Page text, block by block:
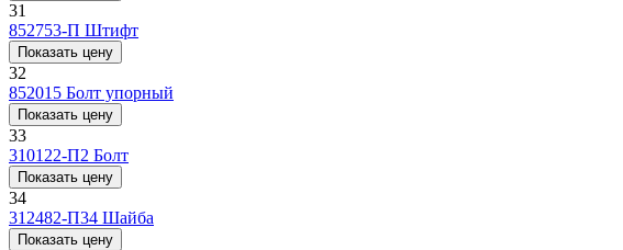
31
852753-П Штифт
Показать цену
32
852015 Болт упорный
Показать цену
33
310122-П2 Болт
Показать цену
34
312482-П34 Шайба
Показать цену